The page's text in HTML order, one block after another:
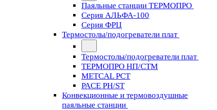
Паяльные станции ТЕРМОПРО
Серия АЛЬФА-100
Серия ФРЦ
Термостолы/подогреватели плат
Термостолы/подогреватели плат
ТЕРМОПРО НП/СТМ
METCAL PCT
PACE PH/ST
Конвекционные и термовоздушные
паяльные станции